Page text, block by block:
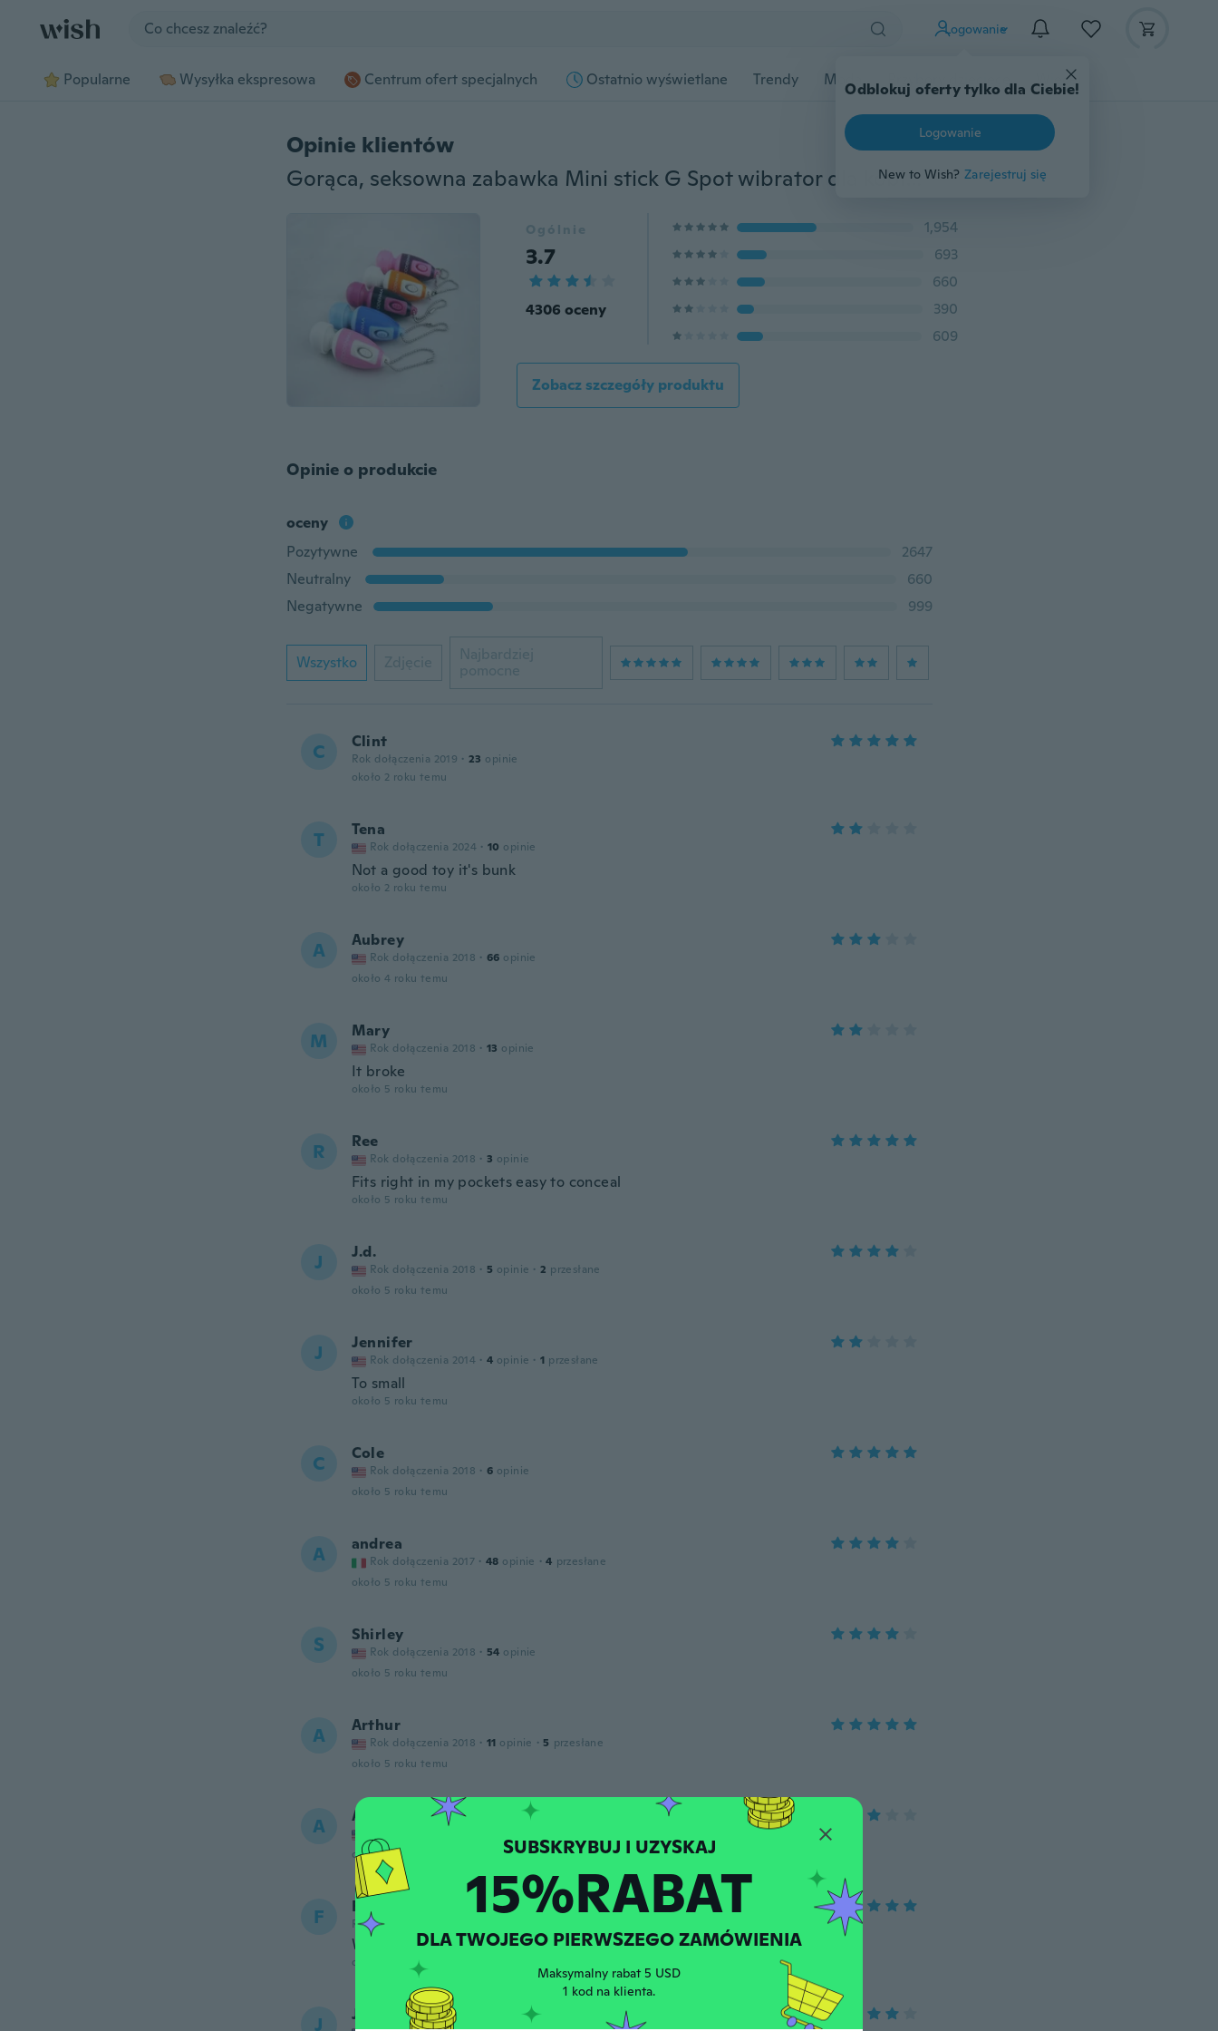
Logowanie
Odblokuj oferty tylko dla Ciebie!
Logowanie
New to Wish? Zarejestruj się
Popularne Wysyłka ekspresowa Centrum ofert specjalnych Ostatnio wyświetlane Trendy Moda Przybory dziecięce Więcej
Opinie klientów
Gorąca, seksowna zabawka Mini stick G Spot wibrator dla kobiety Bullet AV wiadomość brelok do kluczy wibrator 1 szt
Ogólnie
3.7
4306 oceny
1,954
693
660
390
609
Zobacz szczegóły produktu
Opinie o produkcie
oceny
Pozytywne
2647
Neutralny
660
Negatywne
999
Wszystko Zdjęcie
Najbardziej
pomocne
C Clint
Rok dołączenia 2019 · 23 opinie
około 2 roku temu
T Tena
Rok dołączenia 2024 · 10 opinie
Not a good toy it's bunk
około 2 roku temu
A Aubrey
Rok dołączenia 2018 · 66 opinie
około 4 roku temu
M Mary
Rok dołączenia 2018 · 13 opinie
It broke
około 5 roku temu
R Ree
Rok dołączenia 2018 · 3 opinie
Fits right in my pockets easy to conceal
około 5 roku temu
J J.d.
Rok dołączenia 2018 · 5 opinie · 2 przesłane
około 5 roku temu
J Jennifer
Rok dołączenia 2014 · 4 opinie · 1 przesłane
To small
około 5 roku temu
C Cole
Rok dołączenia 2018 · 6 opinie
około 5 roku temu
A andrea
Rok dołączenia 2017 · 48 opinie · 4 przesłane
około 5 roku temu
S Shirley
Rok dołączenia 2018 · 54 opinie
około 5 roku temu
A Arthur
Rok dołączenia 2018 · 11 opinie · 5 przesłane
około 5 roku temu
A Arianna
około 5 roku temu
F Faith
Rok dołączenia 2018
What can I say... perfect!
około 6 roku temu
J Jessica
15%RABAT
DLA TWOJEGO PIERWSZEGO ZAMÓWIENIA
Maksymalny rabat 5 USD
1 kod na klienta.